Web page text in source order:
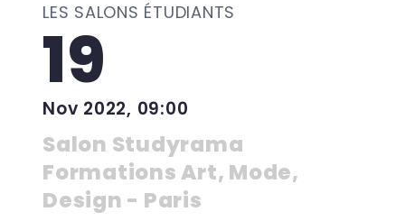
LES SALONS ÉTUDIANTS
19
Nov 2022, 09:00
Salon Studyrama
Formations Art, Mode,
Design - Paris